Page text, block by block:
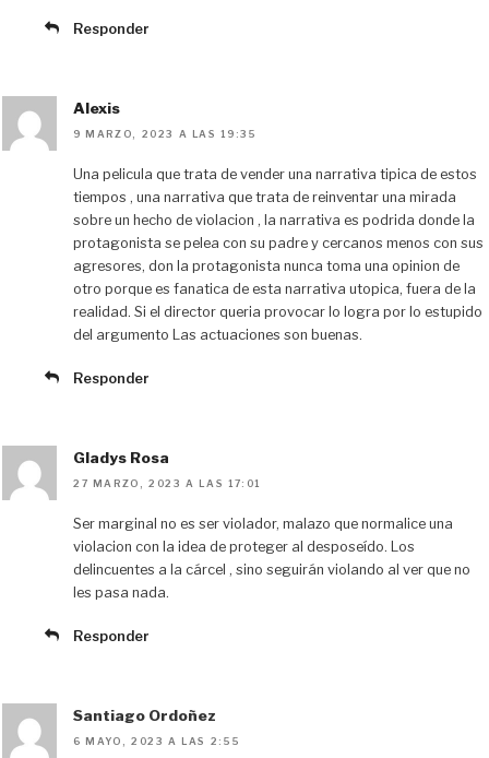
Responder
Alexis
9 MARZO, 2023 A LAS 19:35
Una pelicula que trata de vender una narrativa tipica de estos
tiempos , una narrativa que trata de reinventar una mirada
sobre un hecho de violacion , la narrativa es podrida donde la
protagonista se pelea con su padre y cercanos menos con sus
agresores, don la protagonista nunca toma una opinion de
otro porque es fanatica de esta narrativa utopica, fuera de la
realidad. Si el director queria provocar lo logra por lo estupido
del argumento Las actuaciones son buenas.
Responder
Gladys Rosa
27 MARZO, 2023 A LAS 17:01
Ser marginal no es ser violador, malazo que normalice una
violacion con la idea de proteger al desposeído. Los
delincuentes a la cárcel , sino seguirán violando al ver que no
les pasa nada.
Responder
Santiago Ordoñez
6 MAYO, 2023 A LAS 2:55